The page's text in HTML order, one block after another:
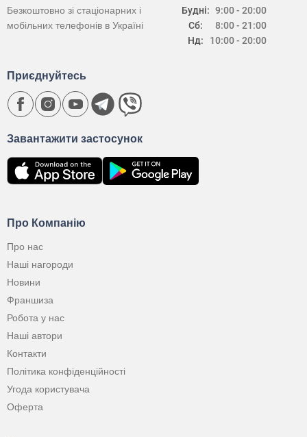
Будні:
Сб:
Нд:
9:00 - 20:00
8:00 - 21:00
10:00 - 20:00
Безкоштовно зі стаціонарних і
мобільних телефонів в Україні
Про Компанію
Про нас
Наші нагороди
Новини
Франшиза
Робота у нас
Наші автори
Контакти
Політика конфіденційності
Угода користувача
Оферта
Завантажити застосунок
Приєднуйтесь